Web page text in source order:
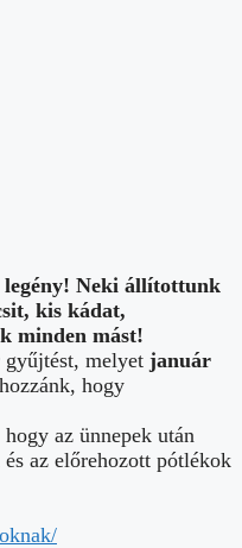
legény! Neki állítottunk
kis kádat,
minden mást!
melyet január
hogy
az ünnepek után
az előrehozott pótlékok